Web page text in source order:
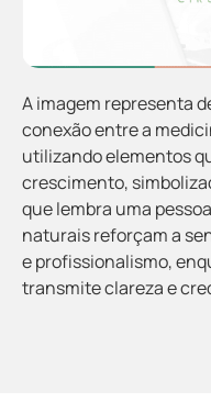
A imagem representa
conexão entre a
utilizando elementos
crescimento,
que lembra uma
naturais reforçam a
e profissionalismo,
transmite clareza e